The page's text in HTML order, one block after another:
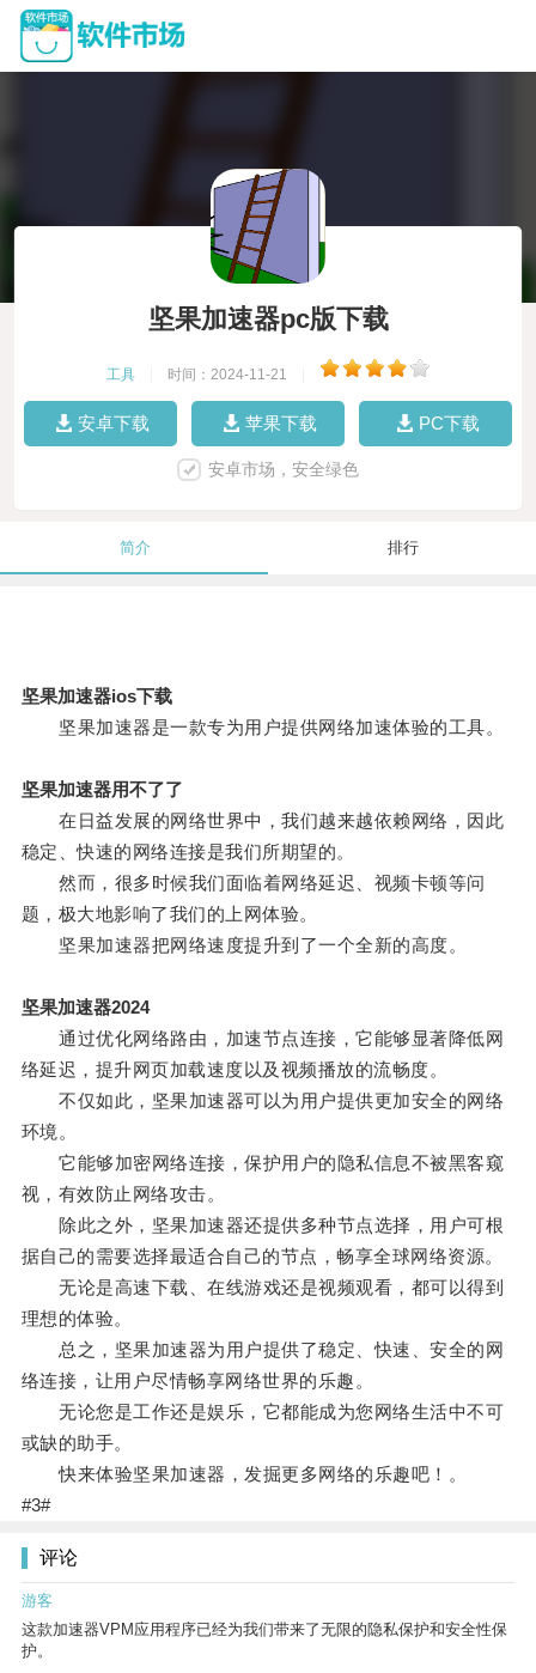
坚果加速器pc版下载
工具 时间：2024-11-21
安卓下载 苹果下载 PC下载
安卓市场，安全绿色
简介 排行
坚果加速器ios下载
坚果加速器是一款专为用户提供网络加速体验的工具。
坚果加速器用不了了
在日益发展的网络世界中，我们越来越依赖网络，因此
稳定、快速的网络连接是我们所期望的。
然而，很多时候我们面临着网络延迟、视频卡顿等问
题，极大地影响了我们的上网体验。
坚果加速器把网络速度提升到了一个全新的高度。
坚果加速器2024
通过优化网络路由，加速节点连接，它能够显著降低网
络延迟，提升网页加载速度以及视频播放的流畅度。
不仅如此，坚果加速器可以为用户提供更加安全的网络
环境。
它能够加密网络连接，保护用户的隐私信息不被黑客窥
视，有效防止网络攻击。
除此之外，坚果加速器还提供多种节点选择，用户可根
据自己的需要选择最适合自己的节点，畅享全球网络资源。
无论是高速下载、在线游戏还是视频观看，都可以得到
理想的体验。
总之，坚果加速器为用户提供了稳定、快速、安全的网
络连接，让用户尽情畅享网络世界的乐趣。
无论您是工作还是娱乐，它都能成为您网络生活中不可
或缺的助手。
快来体验坚果加速器，发掘更多网络的乐趣吧！。
#3#
评论
游客
这款加速器VPM应用程序已经为我们带来了无限的隐私保护和安全性保
护。